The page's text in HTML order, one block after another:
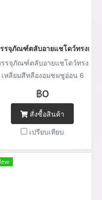
ายเจ้าหญิงมีช่องกลมและช่องเ
รจุภัณฑ์ตลับอายแชโดว์ทรงเหลี่
รจุภัณฑ์ตลับอายแชโดว์ทรง
เหลี่ยมสีหลืองอมชมชูอ่อน 6
ช่องเนื้อกระเดษ
฿0
สั่งซื้อสินค้า
เปรียบเทียบ